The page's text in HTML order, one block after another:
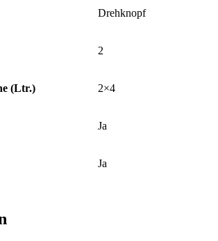
Drehknopf
2
(Ltr.) 2×4
Ja
Ja